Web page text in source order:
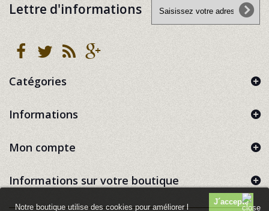
Notre boutique utilise des cookies pour améliorer l
Lettre d'informations
Catégories
Informations
Mon compte
Informations sur votre boutique